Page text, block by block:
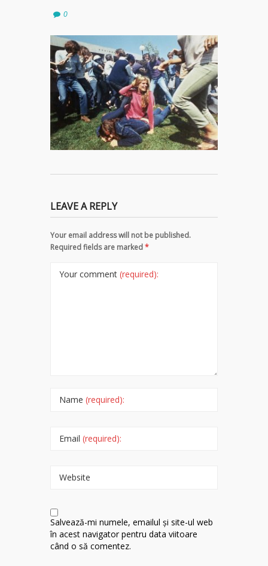
0
LEAVE A REPLY
Your email address will not be published.
Required fields are marked*
Your comment (required):
Name (required):
Email (required):
Website
Salvează-mi numele, emailul și site-ul web
în acest navigator pentru data viitoare
când o să comentez.